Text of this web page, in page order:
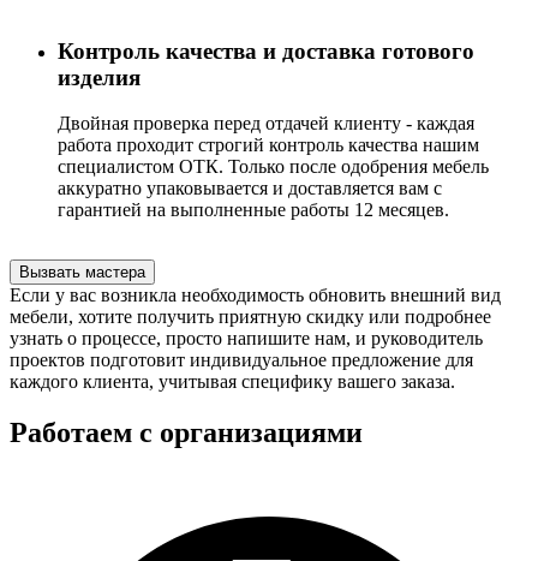
Контроль качества и доставка готового
изделия
Двойная проверка перед отдачей клиенту - каждая
работа проходит строгий контроль качества нашим
специалистом ОТК. Только после одобрения мебель
аккуратно упаковывается и доставляется вам с
гарантией на выполненные работы 12 месяцев.
Вызвать мастера
Если у вас возникла необходимость обновить внешний вид
мебели, хотите получить приятную скидку или подробнее
узнать о процессе, просто напишите нам, и руководитель
проектов подготовит индивидуальное предложение для
каждого клиента, учитывая специфику вашего заказа.
Работаем с организациями